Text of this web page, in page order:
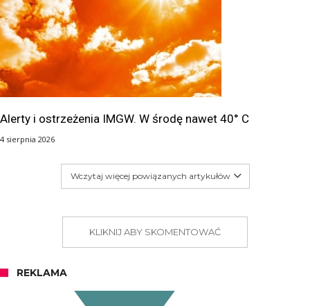
Alerty i ostrzeżenia IMGW. W środę nawet 40° C
4 sierpnia 2026
Wczytaj więcej powiązanych artykułów
KLIKNIJ ABY SKOMENTOWAĆ
REKLAMA